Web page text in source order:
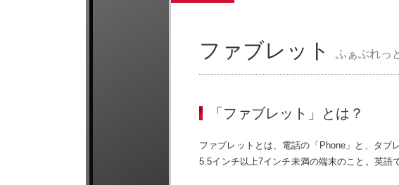
ファブレット ふぁぶれっ
「ファブレット」とは？
ファブレットとは、電話の「Phone」と、タブ
5.5インチ以上7インチ未満の端末のこと。英語